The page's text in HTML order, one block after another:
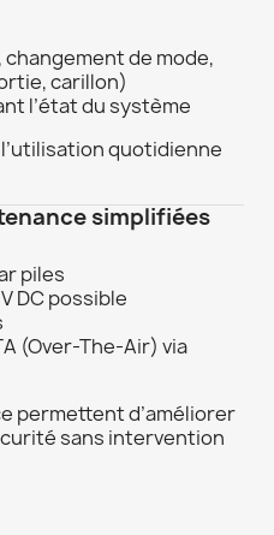
changement de mode,
carillon)
l’état du système
quotidienne
simplifiées
piles
DC possible
(Over-The-Air) via
permettent d’améliorer
sans intervention